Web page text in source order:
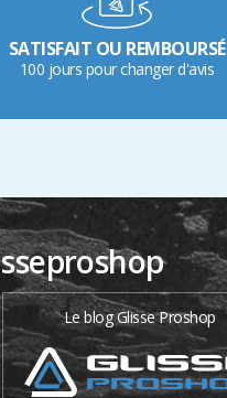
SATISFAIT OU REMBOURSÉ
100 jours pour changer d'avis
Le blog Glisse Proshop